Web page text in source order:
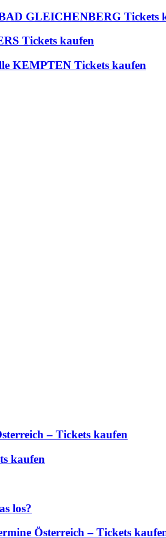
GLEICHENBERG Tickets
Tickets kaufen
KEMPTEN Tickets kaufen
– Tickets kaufen
kaufen
los?
Österreich – Tickets